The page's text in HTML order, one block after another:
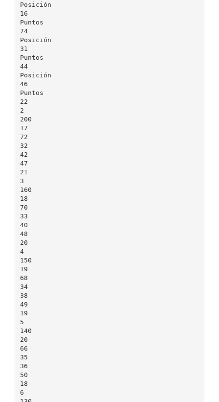
Posición
16
Puntos
74
Posición
31
Puntos
44
Posición
46
Puntos
22
2
200
17
72
32
42
47
21
3
160
18
70
33
40
48
20
4
150
19
68
34
38
49
19
5
140
20
66
35
36
50
18
6